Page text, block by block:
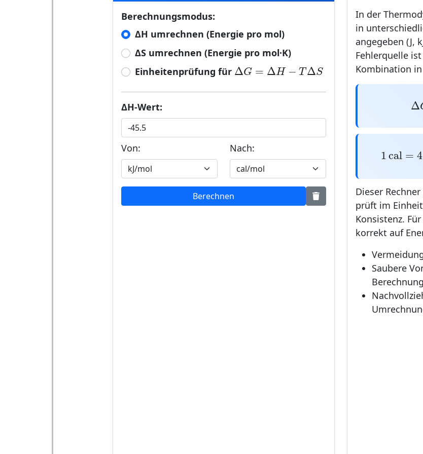
Berechnungsmodus:
ΔH umrechnen (Energie pro mol)
ΔS umrechnen (Energie pro mol·K)
Einheitenprüfung für ΔG = ΔH − TΔS
ΔG= H− TΔ
ΔH-Wert:
Von: Nach:
Berechnen
In der
in
angegeben (J,
Fehlerquelle
Kombination
Δ
1cal =
1 l=
Dieser
prüft im
Konsistenz. Für
korrekt auf
Saubere